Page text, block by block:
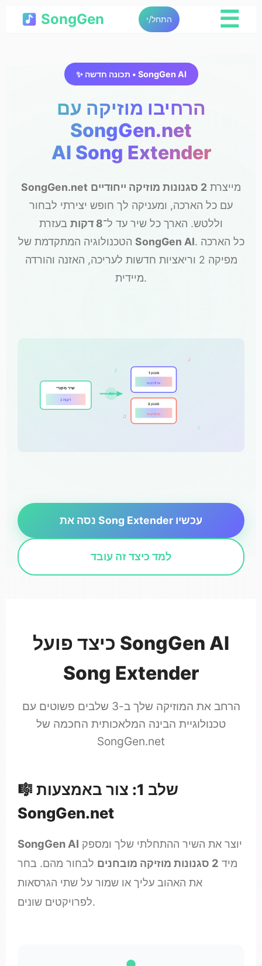
SongGen התחל/י ☰
✨ תכונה חדשה • SongGen AI
הרחיבו מוזיקה עם
SongGen.net
AI Song Extender
SongGen.net מייצרת 2 סגנונות מוזיקה ייחודיים
עם כל הארכה, ומעניקה לך חופש יצירתי לבחור
וללטש. הארך כל שיר עד ל־8 דקות
בעזרת
SongGen AI. כל הארכה
מפיקה 2 וריאציות חדשות לעריכה, האזנה והורדה
מיידית.
שיר מקורי
2 דקות
AI
סגנון 1
עד 8 דקות
סגנון 2
עד 8 דקות
♪
♫
♪
♫
נסה את Song Extender עכשיו
למד כיצד זה עובד
כיצד פועל SongGen AI
Song Extender
הרחב את המוזיקה שלך ב-3 שלבים פשוטים עם
טכנולוגיית הבינה המלאכותית החכמה של
SongGen.net
🎼 שלב 1: צור באמצעות
SongGen.net
SongGen AI
מיד 2 סגנונות מוזיקה מובחנים
לבחור מהם. בחר
את האהוב עליך או שמור על שתי הגרסאות
לפרויקטים שונים.